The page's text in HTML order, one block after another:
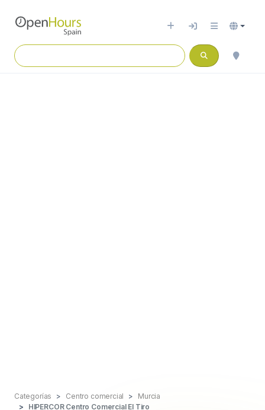
Categorías Centro comercial
Murcia
HIPERCOR Centro Comercial El Tiro